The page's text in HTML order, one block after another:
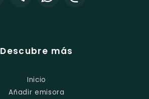
Descubre más
Inicio
Añadir emisora